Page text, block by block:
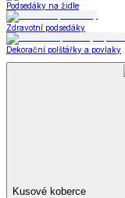
Podsedáky na židle
Zdravotní podsedáky
Dekorační polštářky a povlaky
Kusové koberce